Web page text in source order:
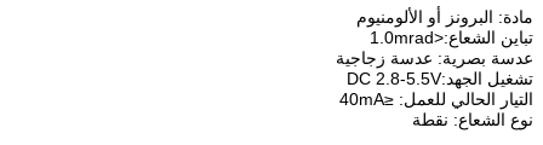
مادة: البرونز أو الألومنيوم
تباين الشعاع:<1.0mrad
عدسة بصرية: عدسة زجاجية
تشغيل الجهد:DC 2.8-5.5V
التيار الحالي للعمل: ≤40mA
نوع الشعاع: نقطة